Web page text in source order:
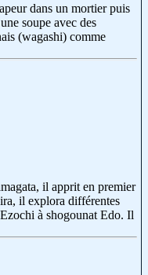
dans un mortier puis
soupe avec des
(wagashi) comme
il apprit en premier
il explora différentes
à shogounat Edo. Il